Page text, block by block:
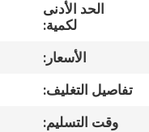
في
المعمل
الحد الأدنى
لكمية:
الأسعار:
تفاصيل التغليف:
وقت التسليم: